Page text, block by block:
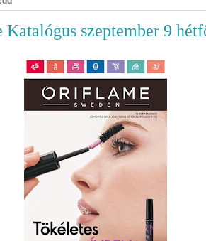
szeptember 9